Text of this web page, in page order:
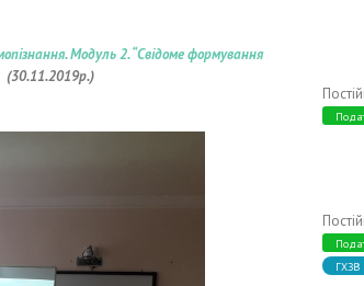
Модуль 2. “Свідоме формування
(30.11.2019р.)
ГХЗВ